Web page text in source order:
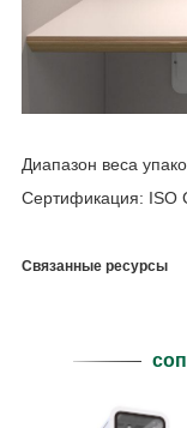
Диапазон веса
Сертификация: ISO
Связанные ресурсы